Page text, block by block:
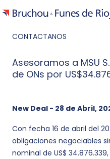
CONTACTANOS
Asesoramos a MSU
de ONs por
New Deal - 28 de Abril,
Con fecha 16 de abril del
obligaciones negociables
nominal de US$